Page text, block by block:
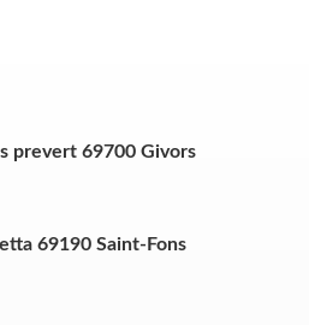
prevert 69700 Givors
69190 Saint-Fons